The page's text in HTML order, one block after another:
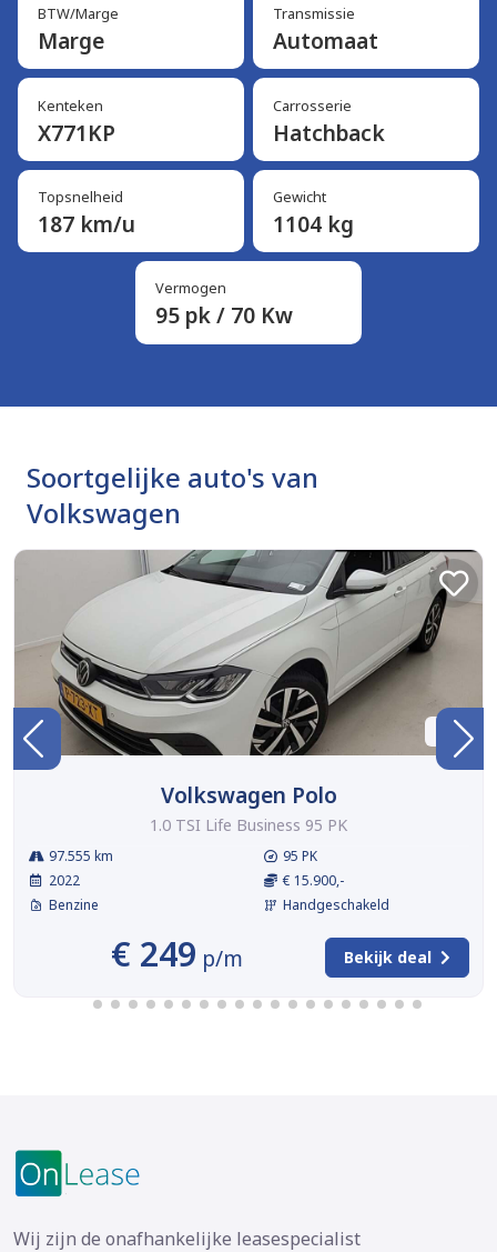
BTW/Marge
Marge
Transmissie
Automaat
Kenteken
X771KP
Carrosserie
Hatchback
Topsnelheid
187 km/u
Gewicht
1104 kg
Vermogen
95 pk / 70 Kw
Soortgelijke auto's van
Volkswagen
BTW
Volkswagen Polo
1.0 TSI Life Business 95 PK
97.555 km
2022
Benzine
95 PK
€ 15.900,-
Handgeschakeld
€ 249 p/m Bekijk deal
Wij zijn de onafhankelijke leasespecialist